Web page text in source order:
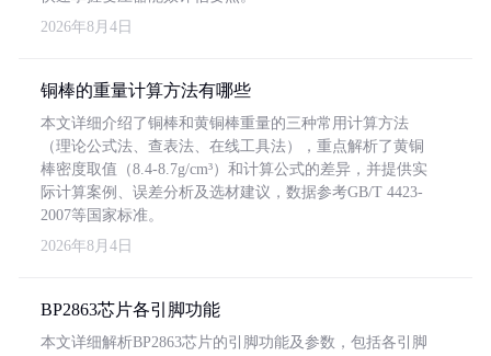
2026年8月4日
铜棒的重量计算方法有哪些
本文详细介绍了铜棒和黄铜棒重量的三种常用计算方法
（理论公式法、查表法、在线工具法），重点解析了黄铜
棒密度取值（8.4-8.7g/cm³）和计算公式的差异，并提供实
际计算案例、误差分析及选材建议，数据参考GB/T 4423-
2007等国家标准。
2026年8月4日
BP2863芯片各引脚功能
本文详细解析BP2863芯片的引脚功能及参数，包括各引脚